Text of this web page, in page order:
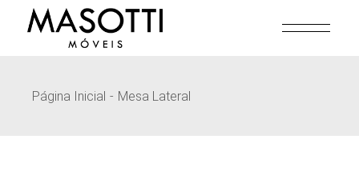
Página Inicial Mesa Lateral